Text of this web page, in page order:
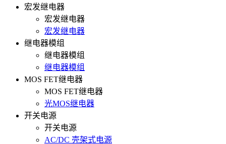
宏发继电器
宏发继电器
宏发继电器
继电器模组
继电器模组
继电器模组
MOS FET继电器
MOS FET继电器
光MOS继电器
开关电源
开关电源
AC/DC 壳架式电源